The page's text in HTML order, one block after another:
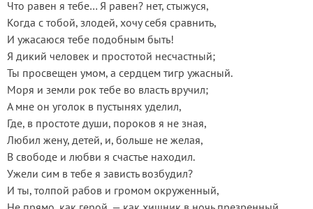
Что равен я тебе… Я равен? нет, стыжуся,
Когда с тобой, злодей, хочу себя сравнить,
И ужасаюся тебе подобным быть!
Я дикий человек и простотой несчастный;
Ты просвещен умом, а сердцем тигр ужасный.
Моря и земли рок тебе во власть вручил;
А мне он уголок в пустынях уделил,
Где, в простоте души, пороков я не зная,
Любил жену, детей, и, больше не желая,
В свободе и любви я счастье находил.
Ужели сим в тебе я зависть возбудил?
И ты, толпой рабов и громом окруженный,